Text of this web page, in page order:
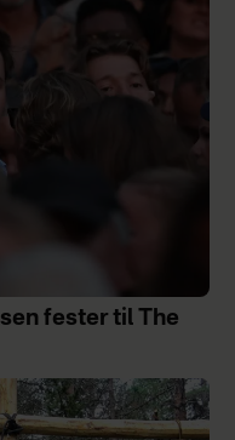
fester til The